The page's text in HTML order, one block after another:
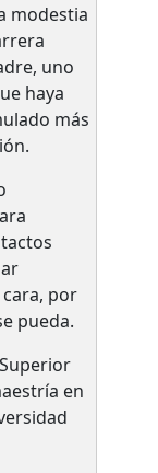
modestia
uno
haya
más
por
pueda.
en